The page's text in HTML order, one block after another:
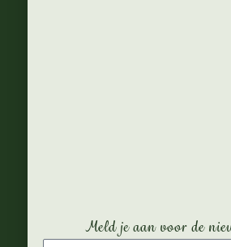
Meld je aan voor de